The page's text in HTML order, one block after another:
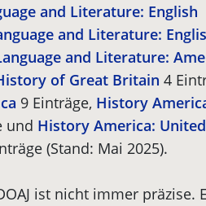
and Literature: English
and Literature:
and Literature:
of Great Britain 4
9 Einträge, History
und History America: United
(Stand: Mai 2025).
ist nicht immer präzise.